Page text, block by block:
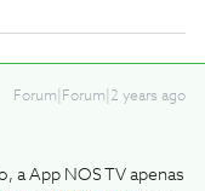
Forum|Forum|2 years ago
a App NOS TV apenas